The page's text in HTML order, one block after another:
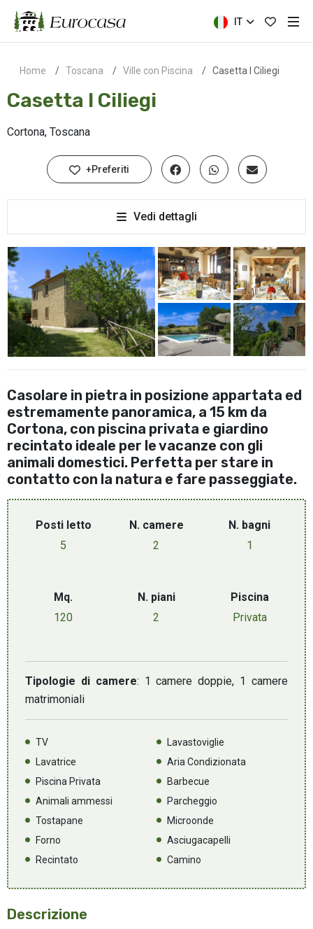
IT
Home Toscana Ville con Piscina Casetta I Ciliegi
Casetta I Ciliegi
Cortona, Toscana
+Preferiti
Vedi dettagli
Casolare in pietra in posizione appartata ed
estremamente panoramica, a 15 km da
Cortona, con piscina privata e giardino
recintato ideale per le vacanze con gli
animali domestici. Perfetta per stare in
contatto con la natura e fare passeggiate.
Posti letto
5
N. camere
2
N. bagni
1
Mq.
120
N. piani
2
Piscina
Privata
Tipologie di camere: 1 camere doppie, 1 camere
matrimoniali
TV
Lavastoviglie
Lavatrice
Aria Condizionata
Piscina Privata
Barbecue
Animali ammessi
Parcheggio
Tostapane
Microonde
Forno
Asciugacapelli
Recintato
Camino
Descrizione